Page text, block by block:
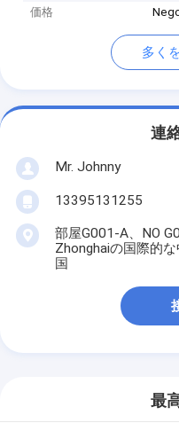
価格
多く
連
Mr. Johnny
13395131255
部屋G001-A、NO
Zhonghaiの国際的
国
最